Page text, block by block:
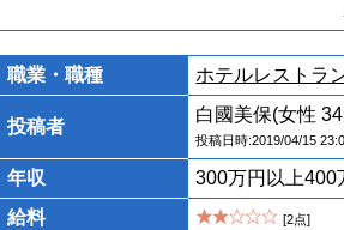
職業・職種 ホテルレストラ
投稿者
白國美保(女性
投稿日時:2019/04/15
年収
300万円以上400
給料
[2点]